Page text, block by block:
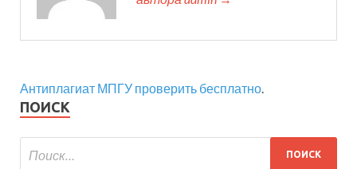
Антиплагиат МПГУ проверить бесплатно.
ПОИСК